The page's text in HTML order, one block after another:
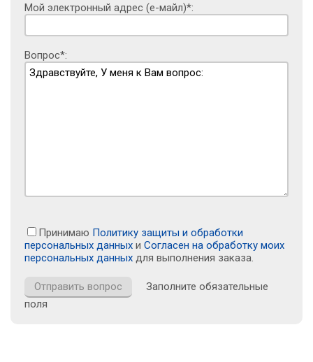
Мой электронный адрес (е-майл)*:
Вопрос*:
Принимаю Политику защиты и обработки
персональных данных и Согласен на обработку моих
персональных данных для выполнения заказа.
Заполните обязательные
поля